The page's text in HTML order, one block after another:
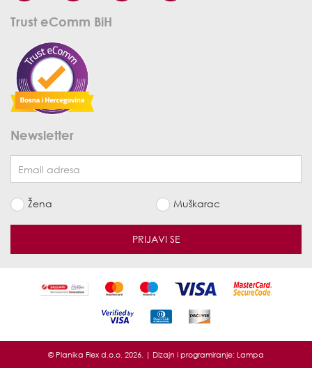
Trust eComm BiH
Newsletter
Žena Muškarac
PRIJAVI SE
© Planika Flex d.o.o. 2026. | Dizajn i programiranje: Lampa